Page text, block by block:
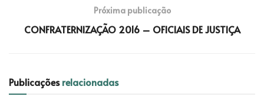
Próxima publicação
CONFRATERNIZAÇÃO 2016 – OFICIAIS DE JUSTIÇA
Publicaçõesrelacionadas